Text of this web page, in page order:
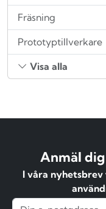
Fräsning
Prototyptillverkare
Visa alla
Anmäl
I våra